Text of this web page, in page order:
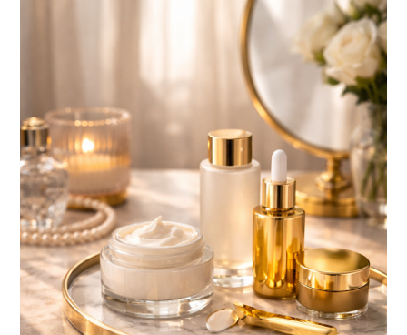
BELLEZA CONSCIENTE: EL LUJO SILENCIOSO QUE
TRANSFORMA TU PIEL Y TU BIENESTAR
Descubre cómo la belleza consciente, el skincare de lujo y la cosmética
premium se convierten en el nuevo ritual de bienestar. El final de...